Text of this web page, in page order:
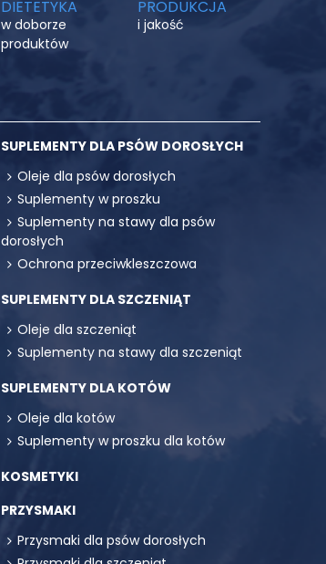
DIETETYKA
w doborze
produktów
PRODUKCJA
i jakość
SUPLEMENTY DLA PSÓW DOROSŁYCH
Oleje dla psów dorosłych
Suplementy w proszku
Suplementy na stawy dla psów
dorosłych
Ochrona przeciwkleszczowa
SUPLEMENTY DLA SZCZENIĄT
Oleje dla szczeniąt
Suplementy na stawy dla szczeniąt
SUPLEMENTY DLA KOTÓW
Oleje dla kotów
Suplementy w proszku dla kotów
KOSMETYKI
PRZYSMAKI
Przysmaki dla psów dorosłych